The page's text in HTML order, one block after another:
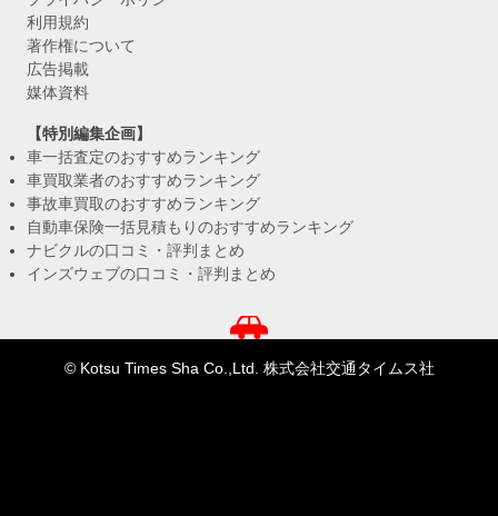
利用規約
著作権について
広告掲載
媒体資料
【特別編集企画】
車一括査定のおすすめランキング
車買取業者のおすすめランキング
事故車買取のおすすめランキング
自動車保険一括見積もりのおすすめランキング
ナビクルの口コミ・評判まとめ
インズウェブの口コミ・評判まとめ
© Kotsu Times Sha Co.,Ltd. 株式会社交通タイムス社